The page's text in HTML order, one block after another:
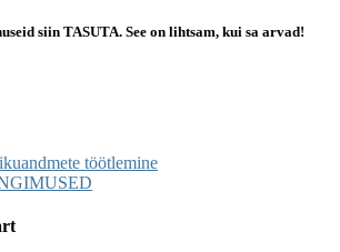
siin TASUTA. See on lihtsam, kui sa arvad!
töötlemine